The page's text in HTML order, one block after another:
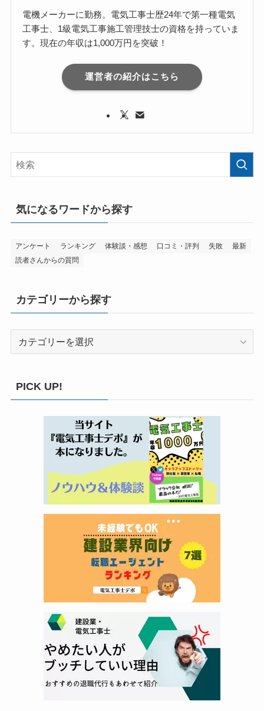
電機メーカーに勤務。電気工事士歴24年で第一種電気
工事士、1級電気工事施工管理技士の資格を持っていま
す。現在の年収は1,000万円を突破！
運営者の紹介はこちら
気になるワードから探す
アンケート ランキング 体験談・感想 口コミ・評判 失敗
最新
読者さんからの質問
カテゴリーから探す
PICK UP!